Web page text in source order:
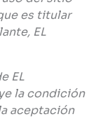
es titular
EL
EL
la condición
aceptación